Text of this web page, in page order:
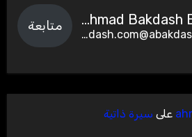
:: Ahmad Bakdash Blog's ::
@abakdash.com@abakdash.com
متابعة
على سيرة ذاتية